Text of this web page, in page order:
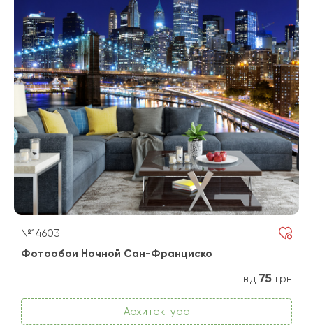
№14603
Фотообои Ночной Сан-Франциско
від 75 грн
Архитектура